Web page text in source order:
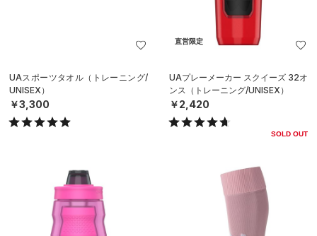
UAスポーツタオル（トレーニング/
UNISEX）
￥3,300
直営限定
UAプレーメーカー スクイーズ 32オ
ンス（トレーニング/UNISEX）
￥2,420
SOLD OUT